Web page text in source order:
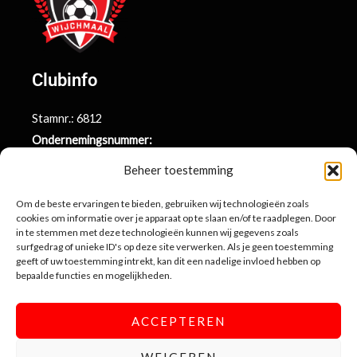
Beheer toestemming
Om de beste ervaringen te bieden, gebruiken wij technologieën zoals
cookies om informatie over je apparaat op te slaan en/of te raadplegen. Door
in te stemmen met deze technologieën kunnen wij gegevens zoals
surfgedrag of unieke ID's op deze site verwerken. Als je geen toestemming
geeft of uw toestemming intrekt, kan dit een nadelige invloed hebben op
bepaalde functies en mogelijkheden.
ACCEPTEREN
Clubinfo
Stamnr.: 6812
Ondernemingsnummer:
BE71 9731 6439 9169
Contactinformatie